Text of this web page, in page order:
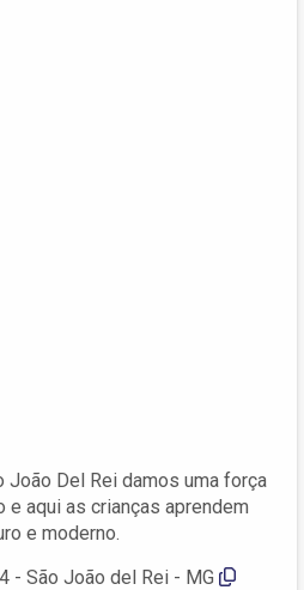
João Del Rei damos uma força
aqui as crianças aprendem
e moderno.
- São João del Rei - MG